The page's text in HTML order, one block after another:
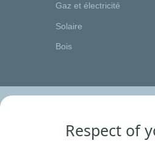
Gaz et électricité
Solaire
Bois
Respect of